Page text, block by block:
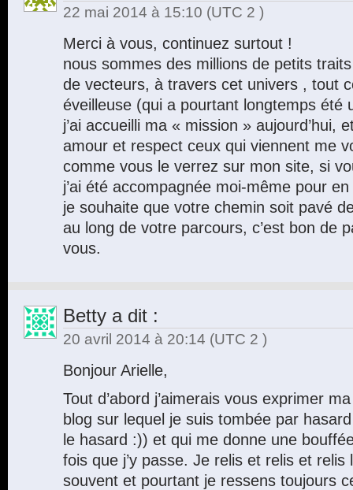
22 mai 2014 à 15:10 (UTC 2 )
Merci à vous, continuez surtout !
nous sommes des millions de petits
de vecteurs, à travers cet univers , tout
éveilleuse (qui a pourtant longtemps été
j’ai accueilli ma « mission » aujourd’hui,
amour et respect ceux qui viennent me
comme vous le verrez sur mon site, si
j’ai été accompagnée moi-même pour
je souhaite que votre chemin soit pavé
au long de votre parcours, c’est bon de
vous.
Betty a dit :
20 avril 2014 à 20:14 (UTC 2 )
Bonjour Arielle,
Tout d’abord j’aimerais vous exprimer
blog sur lequel je suis tombée par
le hasard :)) et qui me donne une
fois que j’y passe. Je relis et relis et
souvent et pourtant je ressens toujours